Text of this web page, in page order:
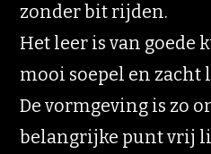
zonder bit rijden.
Het leer is van goede
mooi soepel en zacht
De vormgeving is zo
belangrijke punt vrij